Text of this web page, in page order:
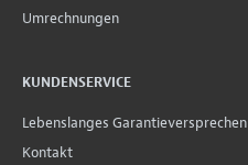
Umrechnungen
KUNDENSERVICE
Lebenslanges Garantieversprechen
Kontakt